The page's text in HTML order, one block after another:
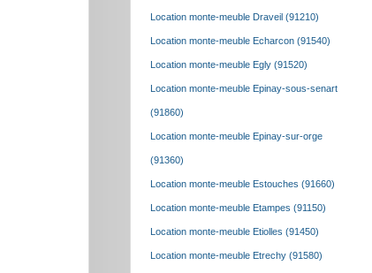
Location monte-meuble Draveil (91210)
Location monte-meuble Echarcon (91540)
Location monte-meuble Egly (91520)
Location monte-meuble Epinay-sous-senart
(91860)
Location monte-meuble Epinay-sur-orge
(91360)
Location monte-meuble Estouches (91660)
Location monte-meuble Etampes (91150)
Location monte-meuble Etiolles (91450)
Location monte-meuble Etrechy (91580)